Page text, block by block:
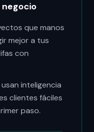
que manos
mejor a tus
con
inteligencia
clientes fáciles
paso.